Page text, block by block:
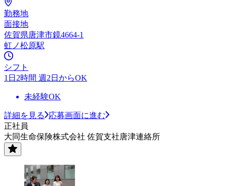
勤務地
面接地
佐賀県唐津市鏡4664-1
虹ノ松原駅
シフト
1日2時間 週2日からOK
未経験OK
詳細を見る
応募画面に進む
正社員
大同生命保険株式会社 佐賀支社唐津連絡所